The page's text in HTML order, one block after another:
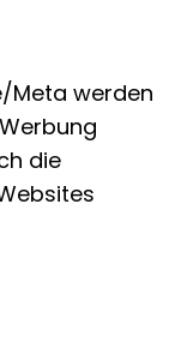
Meta werden
die